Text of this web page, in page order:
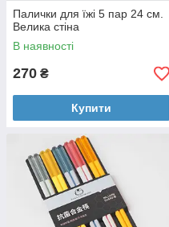
Палички для їжі 5 пар 24 см.
Велика стіна
В наявності
270 ₴
Купити